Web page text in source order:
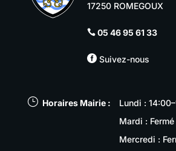
17250 ROMEGOUX
 05 46 95 61 33
Suivez-nous
} Horaires Mairie :
Lundi :
Mardi : Fermé
Mercredi :